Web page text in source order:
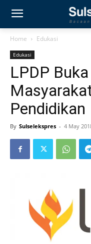
Home Edukasi
Edukasi
LPDP
Pendidikan
By Sulselekspres - 4 May